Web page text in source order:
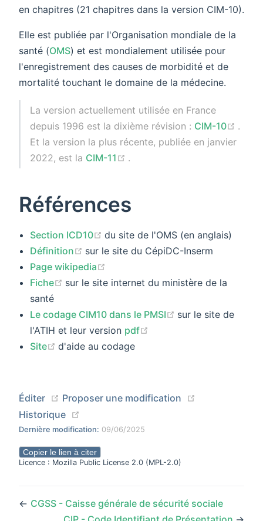
en chapitres (21 chapitres dans la version CIM-10).
Elle est publiée par l'Organisation mondiale de la
santé (OMS) et est mondialement utilisée pour
l'enregistrement des causes de morbidité et de
mortalité touchant le domaine de la médecine.
La version actuellement utilisée en France
depuis 1996 est la dixième révision : CIM-10
.
Et la version la plus récente, publiée en janvier
2022, est la CIM-11 .
Références
Section ICD10 (opens new window)
du site de l'OMS (en anglais)
Définition
(opens new window)
sur le site du CépiDC-Inserm
Page wikipedia
Fiche
(opens new window)
sur le site internet du ministère de la
santé
Le codage CIM10 dans le PMSI
(opens new
sur le site de
l'ATIH et leur version pdf
Site
(opens new window)
d'aide au codage
Éditer (opens new window)
Proposer une modification
Historique
Dernière modification: 09/06/2025
Copier le lien à citer
Licence : Mozilla Public License 2.0 (MPL-2.0)
← CGSS - Caisse générale de sécurité sociale